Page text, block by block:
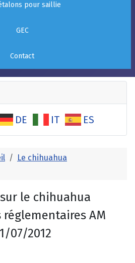
pour saillie
GEC
Contact
DE IT ES
Le chihuahua
le chihuahua
AM
07/2012